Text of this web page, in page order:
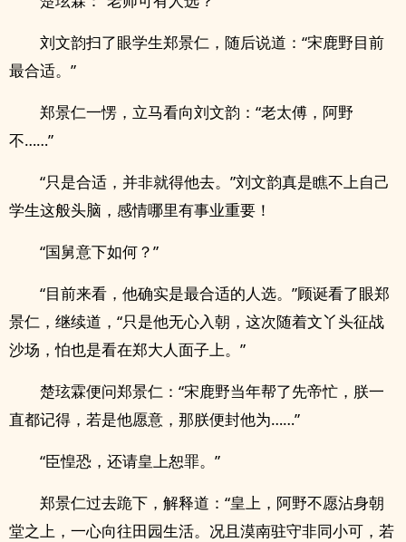
刘文韵扫了眼学生郑景仁，随后说道：“宋鹿野目前
最合适。”
郑景仁一愣，立马看向刘文韵：“老太傅，阿野
不……”
“只是合适，并非就得他去。”刘文韵真是瞧不上自己
学生这般头脑，感情哪里有事业重要！
“国舅意下如何？”
“目前来看，他确实是最合适的人选。”顾诞看了眼郑
景仁，继续道，“只是他无心入朝，这次随着文丫头征战
沙场，怕也是看在郑大人面子上。”
楚玹霖便问郑景仁：“宋鹿野当年帮了先帝忙，朕一
直都记得，若是他愿意，那朕便封他为……”
“臣惶恐，还请皇上恕罪。”
郑景仁过去跪下，解释道：“皇上，阿野不愿沾身朝
堂之上，一心向往田园生活。况且漠南驻守非同小可，若